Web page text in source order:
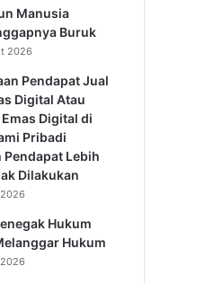
Manusia
Buruk
2026
Pendapat Jual
Digital Atau
Digital di
Pribadi
Pendapat Lebih
Dilakukan
Hukum
Hukum